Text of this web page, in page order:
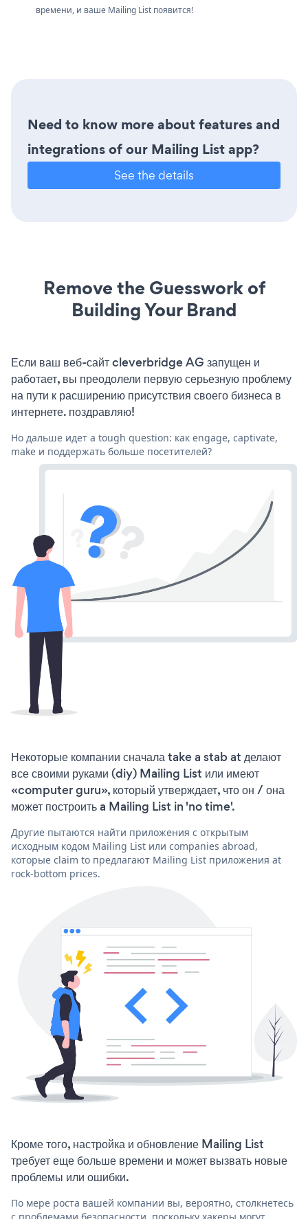
времени, и ваше Mailing List появится!
Need to know more about features and
integrations of our Mailing List app?
See the details
Remove the Guesswork of
Building Your Brand
Если ваш веб-сайт cleverbridge AG запущен и
работает, вы преодолели первую серьезную проблему
на пути к расширению присутствия своего бизнеса в
интернете. поздравляю!
Но дальше идет a tough question: как engage, captivate,
make и поддержать больше посетителей?
Некоторые компании сначала take a stab at делают
все своими руками (diy) Mailing List или имеют
«computer guru», который утверждает, что он / она
может построить a Mailing List in 'no time'.
Другие пытаются найти приложения с открытым
исходным кодом Mailing List или companies abroad,
которые claim to предлагают Mailing List приложения at
rock-bottom prices.
Кроме того, настройка и обновление Mailing List
требует еще больше времени и может вызвать новые
проблемы или ошибки.
По мере роста вашей компании вы, вероятно, столкнетесь